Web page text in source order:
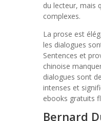
du lecteur, mais
complexes.
La prose est
les dialogues
Sentences et
chinoise
dialogues sont
intenses et
ebooks gratuits
Bernard